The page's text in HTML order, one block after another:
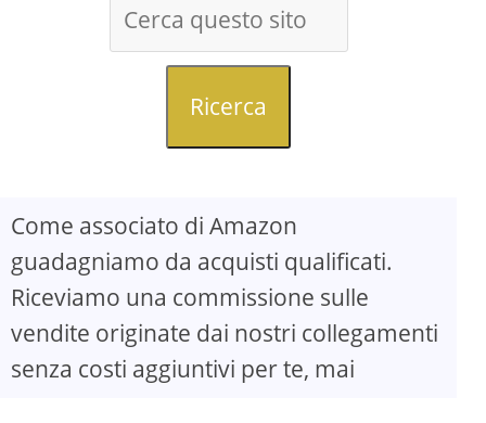
Ricerca
Come associato di Amazon
guadagniamo da acquisti qualificati.
Riceviamo una commissione sulle
vendite originate dai nostri collegamenti
senza costi aggiuntivi per te, mai